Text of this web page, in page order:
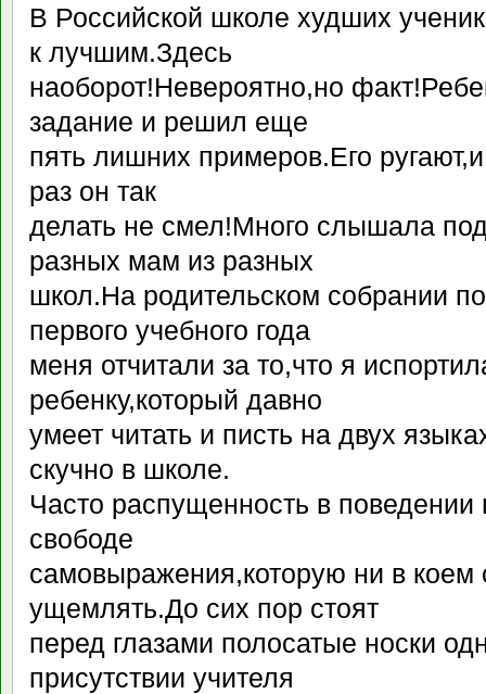
В Российской школе худших
к лучшим.Здесь
наоборот!Невероятно,но
задание и решил еще
пять лишних примеров.Его
раз он так
делать не смел!Много слышала
разных мам из разных
школ.На родительском собрании
первого учебного года
меня отчитали за то,что я
ребенку,который давно
умеет читать и писть на двух
скучно в школе.
Часто распущенность в поведении
свободе
самовыражения,которую ни в коем
ущемлять.До сих пор стоят
перед глазами полосатые носки
присутствии учителя